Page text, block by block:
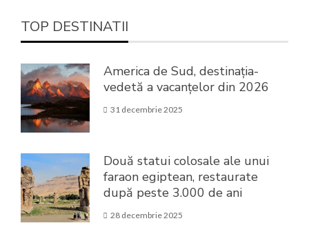
TOP DESTINATII
America de Sud, destinația-
vedetă a vacanțelor din 2026
31 decembrie 2025
Două statui colosale ale unui
faraon egiptean, restaurate
după peste 3.000 de ani
28 decembrie 2025